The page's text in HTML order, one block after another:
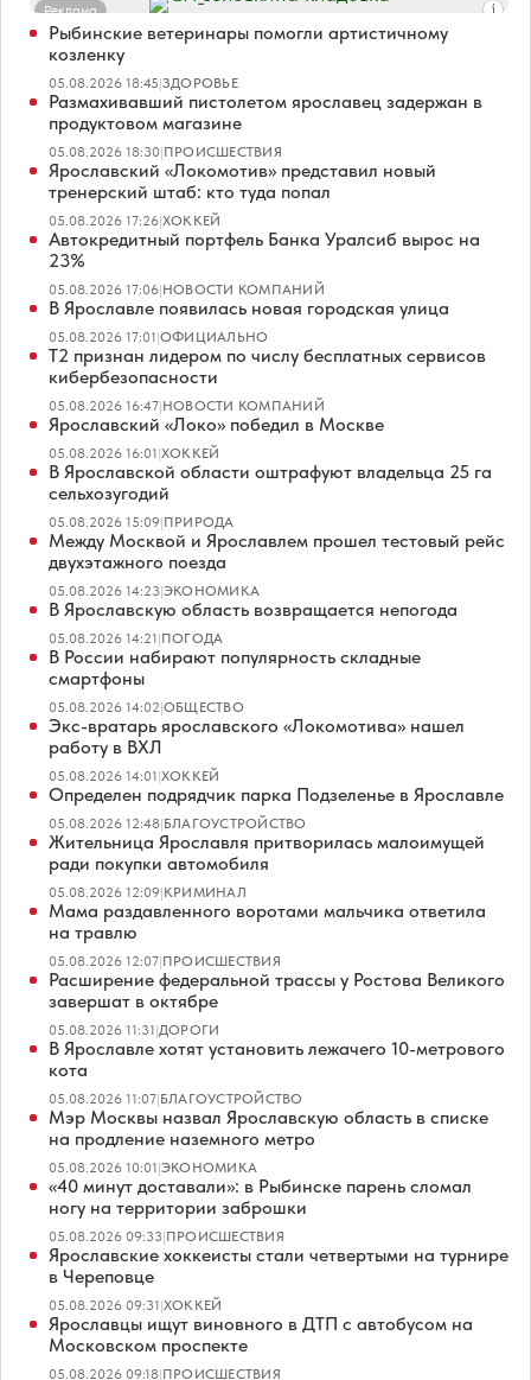
Реклама
Рыбинские ветеринары помогли артистичному
козленку
05.08.2026 18:45|ЗДОРОВЬЕ
Размахивавший пистолетом ярославец задержан в
продуктовом магазине
05.08.2026 18:30|ПРОИСШЕСТВИЯ
Ярославский «Локомотив» представил новый
тренерский штаб: кто туда попал
05.08.2026 17:26|ХОККЕЙ
Автокредитный портфель Банка Уралсиб вырос на
23%
05.08.2026 17:06|НОВОСТИ КОМПАНИЙ
В Ярославле появилась новая городская улица
05.08.2026 17:01|ОФИЦИАЛЬНО
Т2 признан лидером по числу бесплатных сервисов
кибербезопасности
05.08.2026 16:47|НОВОСТИ КОМПАНИЙ
Ярославский «Локо» победил в Москве
05.08.2026 16:01|ХОККЕЙ
В Ярославской области оштрафуют владельца 25 га
сельхозугодий
05.08.2026 15:09|ПРИРОДА
Между Москвой и Ярославлем прошел тестовый рейс
двухэтажного поезда
05.08.2026 14:23|ЭКОНОМИКА
В Ярославскую область возвращается непогода
05.08.2026 14:21|ПОГОДА
В России набирают популярность складные
смартфоны
05.08.2026 14:02|ОБЩЕСТВО
Экс-вратарь ярославского «Локомотива» нашел
работу в ВХЛ
05.08.2026 14:01|ХОККЕЙ
Определен подрядчик парка Подзеленье в Ярославле
05.08.2026 12:48|БЛАГОУСТРОЙСТВО
Жительница Ярославля притворилась малоимущей
ради покупки автомобиля
05.08.2026 12:09|КРИМИНАЛ
Мама раздавленного воротами мальчика ответила
на травлю
05.08.2026 12:07|ПРОИСШЕСТВИЯ
Расширение федеральной трассы у Ростова Великого
завершат в октябре
05.08.2026 11:31|ДОРОГИ
В Ярославле хотят установить лежачего 10-метрового
кота
05.08.2026 11:07|БЛАГОУСТРОЙСТВО
Мэр Москвы назвал Ярославскую область в списке
на продление наземного метро
05.08.2026 10:01|ЭКОНОМИКА
«40 минут доставали»: в Рыбинске парень сломал
ногу на территории заброшки
05.08.2026 09:33|ПРОИСШЕСТВИЯ
Ярославские хоккеисты стали четвертыми на турнире
в Череповце
05.08.2026 09:31|ХОККЕЙ
Ярославцы ищут виновного в ДТП с автобусом на
Московском проспекте
05.08.2026 09:18|ПРОИСШЕСТВИЯ